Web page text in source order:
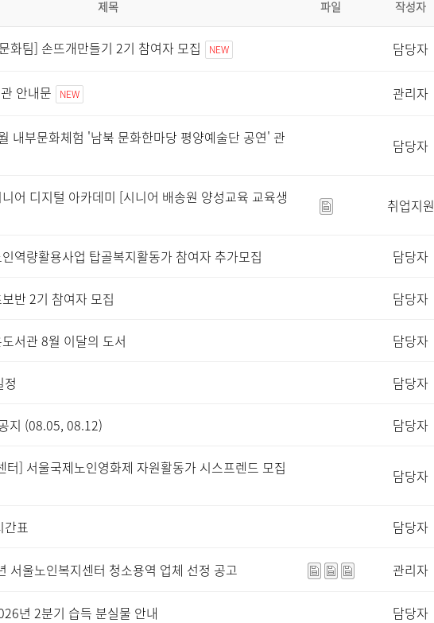
제목 파일 작성자
화팀] 손뜨개만들기 2기 참여자 모집 NEW 담당자
안내문 NEW 관리자
내부문화체험 '남북 문화한마당 평양예술단 공연' 관
담당자
어 디지털 아카데미 [시니어 배송원 양성교육 교육생
취업지원
역량활용사업 탑골복지활동가 참여자 추가모집 담당자
반 2기 참여자 모집 담당자
서관 8월 이달의 도서 담당자
정 담당자
지 (08.05, 08.12) 담당자
터] 서울국제노인영화제 자원활동가 시스프렌드 모집
담당자
간표 담당자
서울노인복지센터 청소용역 업체 선정 공고 관리자
년 2분기 습득 분실물 안내 담당자